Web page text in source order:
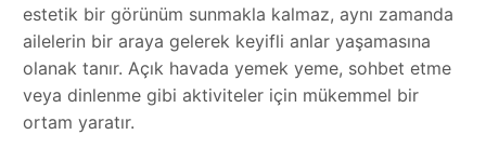
estetik bir görünüm sunmakla kalmaz, aynı zamanda
ailelerin bir araya gelerek keyifli anlar yaşamasına
olanak tanır. Açık havada yemek yeme, sohbet etme
veya dinlenme gibi aktiviteler için mükemmel bir
ortam yaratır.